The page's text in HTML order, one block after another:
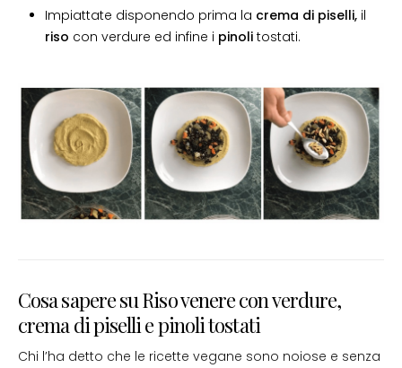
Impiattate disponendo prima la crema di piselli, il
riso con verdure ed infine i pinoli tostati.
Cosa sapere su Riso venere con verdure,
crema di piselli e pinoli tostati
Chi l’ha detto che le ricette vegane sono noiose e senza